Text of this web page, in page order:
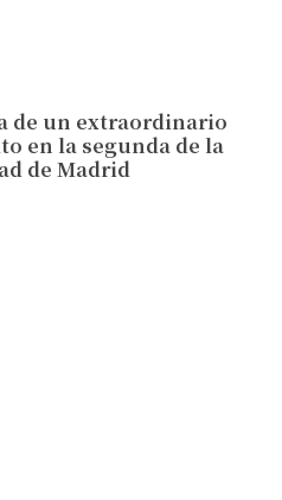
de un extraordinario
en la segunda de la
de Madrid